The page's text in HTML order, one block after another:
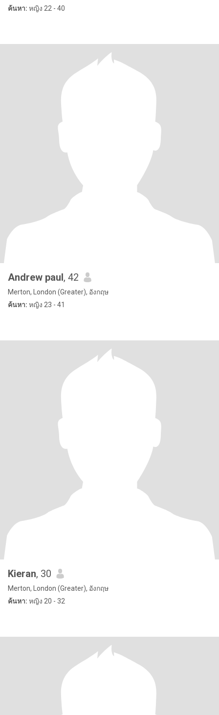
ค้นหา: หญิง 22 - 40
Andrew paul, 42
Merton, London (Greater), อังกฤษ
ค้นหา: หญิง 23 - 41
Kieran, 30
Merton, London (Greater), อังกฤษ
ค้นหา: หญิง 20 - 32